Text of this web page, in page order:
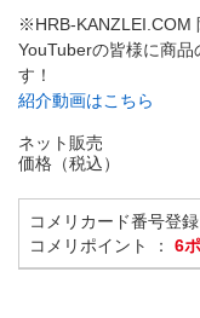
※HRB-KANZLEI.COM
YouTuberの皆様に商
す！
紹介動画はこちら
ネット販売
価格（税込）
コメリカード番号登
コメリポイント ： 6